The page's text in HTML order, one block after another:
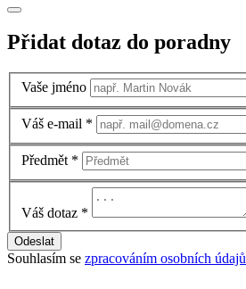
Přidat dotaz do poradny
Vaše jméno
Váš e-mail *
Předmět *
Váš dotaz *
Odeslat
Souhlasím se zpracováním osobních údajů